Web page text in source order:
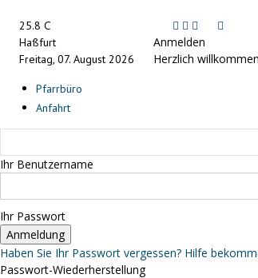
25.8 C
Haßfurt
Freitag, 07. August 2026
Pfarrbüro
Anfahrt
Anmelden
Herzlich
Ihr Benutzername
Ihr Passwort
Haben Sie Ihr Passwort vergessen? Hilfe
Passwort-Wiederherstellung